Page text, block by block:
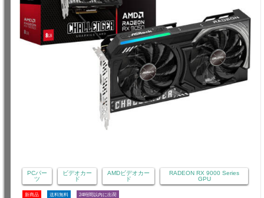
PCパー
ツ
ビデオカー
ド
AMDビデオカー
ド
RADEON RX 9000 Series
GPU
新商品 送料無料 24時間以内に出荷